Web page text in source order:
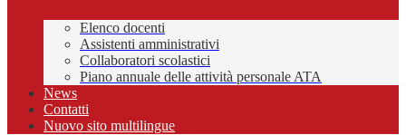
Elenco docenti
Assistenti amministrativi
Collaboratori scolastici
Piano annuale delle attività personale ATA
News
Contatti
Nuovo sito multilingue